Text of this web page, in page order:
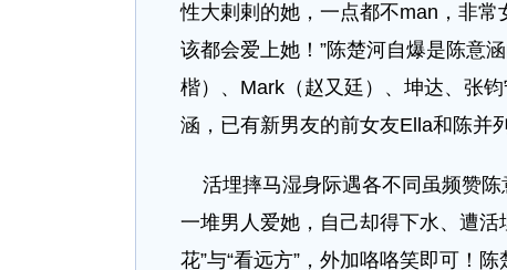
性大剌剌的她，一点都不man，非
该都会爱上她！”陈楚河自爆是陈意
楷）、Mark（赵又廷）、坤达、张
涵，已有新男友的前女友Ella和陈并
活埋摔马湿身际遇各不同虽频赞陈
一堆男人爱她，自己却得下水、遭活
花”与“看远方”，外加咯咯笑即可！